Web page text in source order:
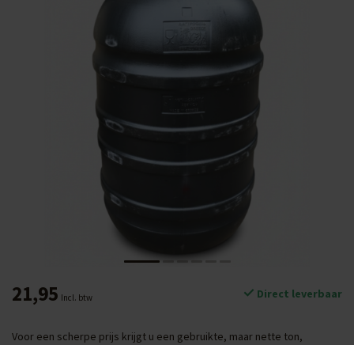
21,95 Incl. btw Direct leverbaar
Voor een scherpe prijs krijgt u een gebruikte, maar nette ton,